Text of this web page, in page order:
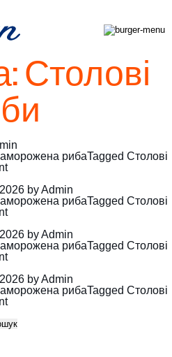
Столові
рибаTagged Столові
on
ціла
заморожена
byAdmin
рибаTagged Столові
on
ціла
заморожена
byAdmin
рибаTagged Столові
on
ціла
заморожена
byAdmin
рибаTagged Столові
on
ціла